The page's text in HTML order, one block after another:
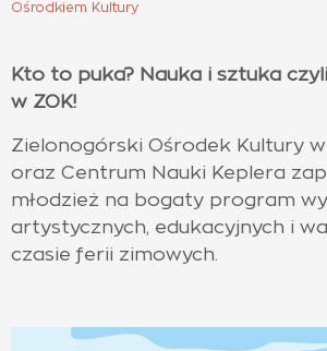
Ośrodkiem Kultury
Kto to puka? Nauka i sztuka
w ZOK!
Zielonogórski Ośrodek Kultury
oraz Centrum Nauki Keplera
młodzież na bogaty program
artystycznych, edukacyjnych i
czasie ferii zimowych.